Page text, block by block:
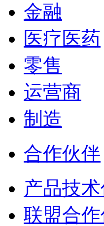
金融
医疗医药
零售
运营商
制造
合作伙伴
产品技
联盟合